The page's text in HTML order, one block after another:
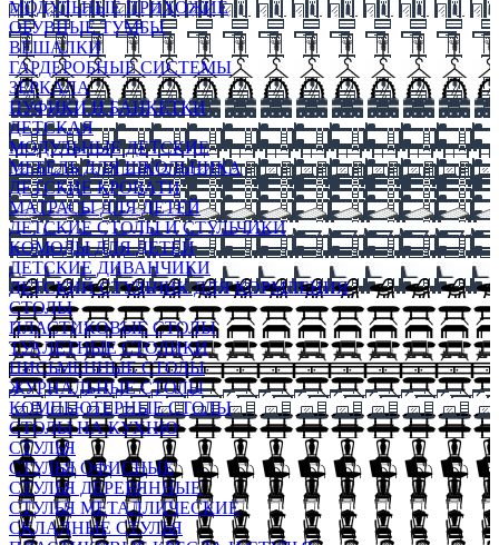
МОДУЛЬНЫЕ ПРИХОЖИЕ
ОБУВНЫЕ ТУМБЫ
ВЕШАЛКИ
ГАРДЕРОБНЫЕ СИСТЕМЫ
ЗЕРКАЛА
ПУФИКИ И БАНКЕТКИ
ДЕТСКАЯ
МОДУЛЬНЫЕ ДЕТСКИЕ
МЕБЕЛЬ ДЛЯ ШКОЛЬНИКА
ДЕТСКИЕ КРОВАТИ
МАТРАСЫ ДЛЯ ДЕТЕЙ
ДЕТСКИЕ СТОЛЫ И СТУЛЬЧИКИ
КОМОДЫ ДЛЯ ДЕТЕЙ
ДЕТСКИЕ ДИВАНЧИКИ
ДЕТСКИЙ СТУЛЬЧИК ДЛЯ КОРМЛЕНИЯ
СТОЛЫ
ПЛАСТИКОВЫЕ СТОЛЫ
ТУАЛЕТНЫЕ СТОЛИКИ
ПИСЬМЕННЫЕ СТОЛЫ
ЖУРНАЛЬНЫЕ СТОЛЫ
КОМПЬЮТЕРНЫЕ СТОЛЫ
СТОЛЫ НА КУХНЮ
СТУЛЬЯ
СТУЛЬЯ ОФИСНЫЕ
СТУЛЬЯ ДЕРЕВЯННЫЕ
СТУЛЬЯ МЕТАЛЛИЧЕСКИЕ
СКЛАДНЫЕ СТУЛЬЯ